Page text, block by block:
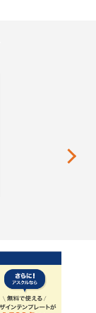
Next